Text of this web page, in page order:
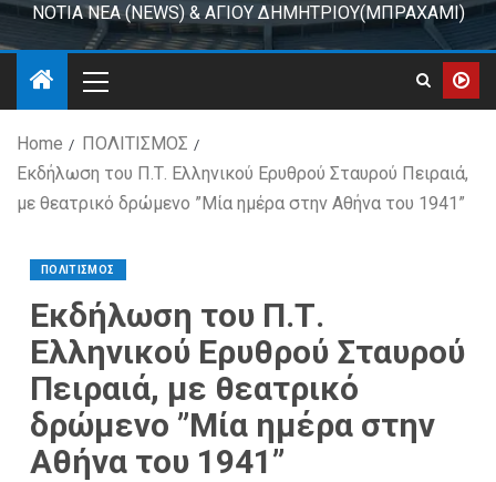
ΝΟΤΙΑ ΝΕΑ (NEWS) & ΑΓΙΟΥ ΔΗΜΗΤΡΙΟΥ(ΜΠΡΑΧΑΜΙ)
Home
ΠΟΛΙΤΙΣΜΟΣ
Εκδήλωση του Π.Τ. Ελληνικού Ερυθρού Σταυρού Πειραιά,
με θεατρικό δρώμενο ”Μία ημέρα στην Αθήνα του 1941”
ΠΟΛΙΤΙΣΜΟΣ
Εκδήλωση του Π.Τ.
Ελληνικού Ερυθρού Σταυρού
Πειραιά, με θεατρικό
δρώμενο ”Μία ημέρα στην
Αθήνα του 1941”